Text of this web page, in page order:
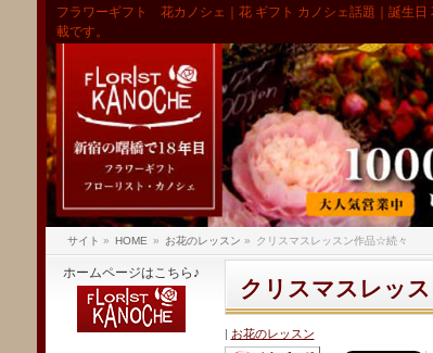
フラワーギフト 花カノシェ｜花 ギフト カノシェ話題｜誕生
載です。
サイト » HOME » お花のレッスン » クリスマスレッスン作品☆続々
クリスマスレッ
お花のレッスン
ホームページはこちら♪